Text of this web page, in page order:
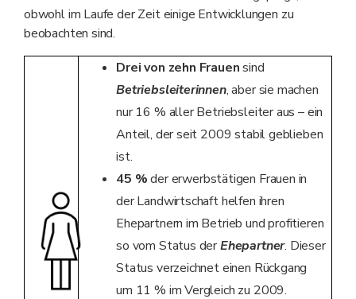
obwohl im Laufe der Zeit einige Entwicklungen zu
beobachten sind.
Drei von zehn Frauensind
Betriebsleiterinnen, aber sie machen
nur 16 % aller Betriebsleiter aus – ein
Anteil, der seit 2009 stabil geblieben
ist.
45 %der erwerbstätigen Frauen in
der Landwirtschaft helfen ihren
Ehepartnern im Betrieb und profitieren
so vom Status derEhepartner. Dieser
Status verzeichnet einen Rückgang
um 11 % im Vergleich zu 2009.